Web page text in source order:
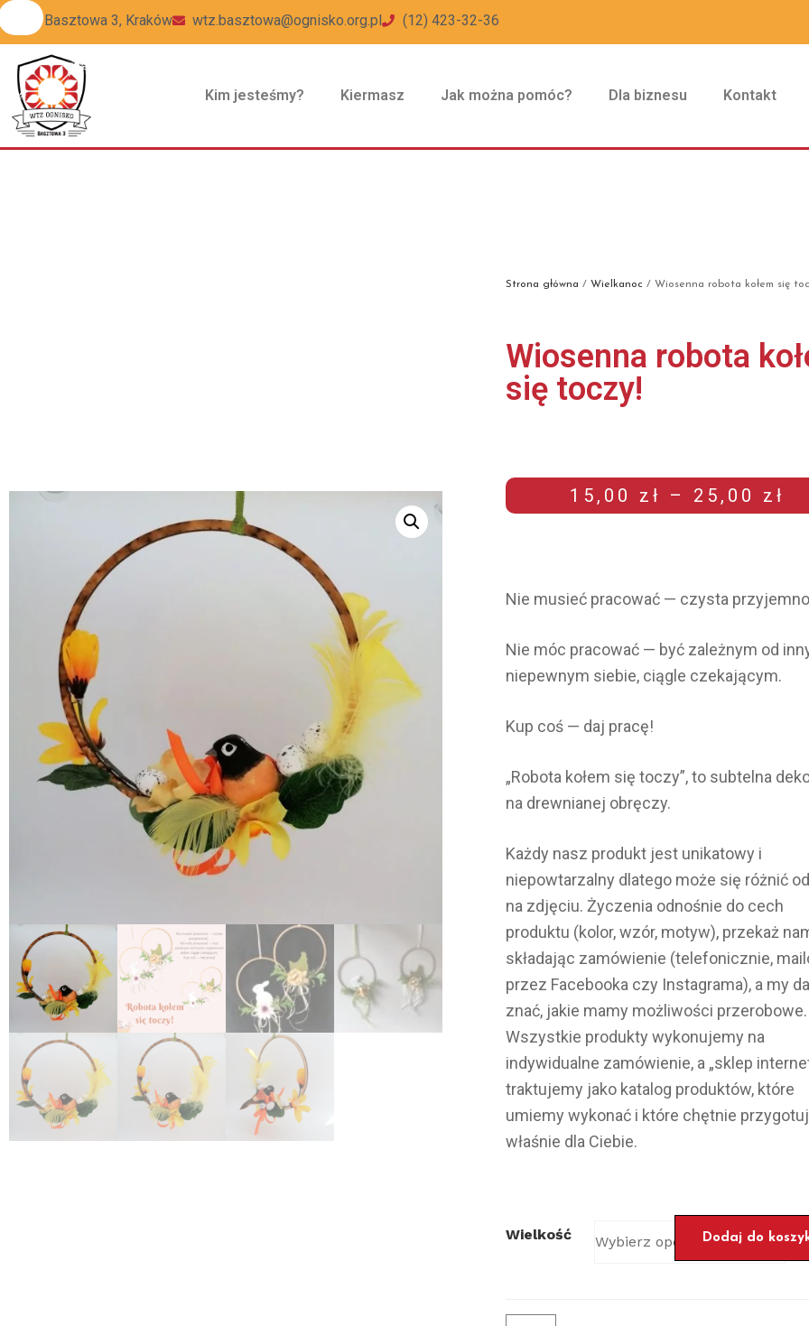
ul Basztowa 3, Kraków wtz.basztowa@ognisko.org.pl (12) 423-32-36
Kim jesteśmy? Kiermasz Jak można pomóc? Dla biznesu Kontakt
Strona główna / Wielkanoc / Wiosenna robota kołem się
Wiosenna robota
się toczy!
15,00 zł – 25,00 zł
Nie musieć pracować — czysta
Nie móc pracować — być zależnym od
niepewnym siebie, ciągle czekającym.
Kup coś — daj pracę!
„Robota kołem się toczy”, to subtelna
na drewnianej obręczy.
Każdy nasz produkt jest unikatowy i
niepowtarzalny dlatego może się różnić
na zdjęciu. Życzenia odnośnie do cech
produktu (kolor, wzór, motyw), przekaż
składając zamówienie (telefonicznie,
przez Facebooka czy Instagrama), a my
znać, jakie mamy możliwości przerobowe.
Wszystkie produkty wykonujemy na
indywidualne zamówienie, a „sklep
traktujemy jako katalog produktów, które
umiemy wykonać i które chętnie
właśnie dla Ciebie.
Wielkość Dodaj do